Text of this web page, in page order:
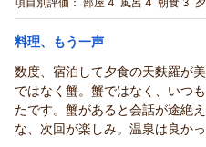
宿泊価格帯： 15,001～16,000円(大人
この度は南郷温泉 共林荘にご
とうございます。又、お客様
本当に感謝しております。当
脂身も美味しいものを選定して
料理、もう一声
数度、宿泊して夕食の天麩羅が
ではなく蟹。蟹ではなく、いつ
たです。蟹があると会話が途絶
な、次回が楽しみ。温泉は良か